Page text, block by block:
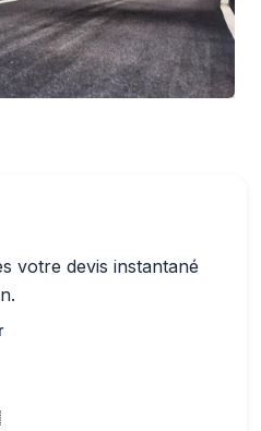
votre devis instantané